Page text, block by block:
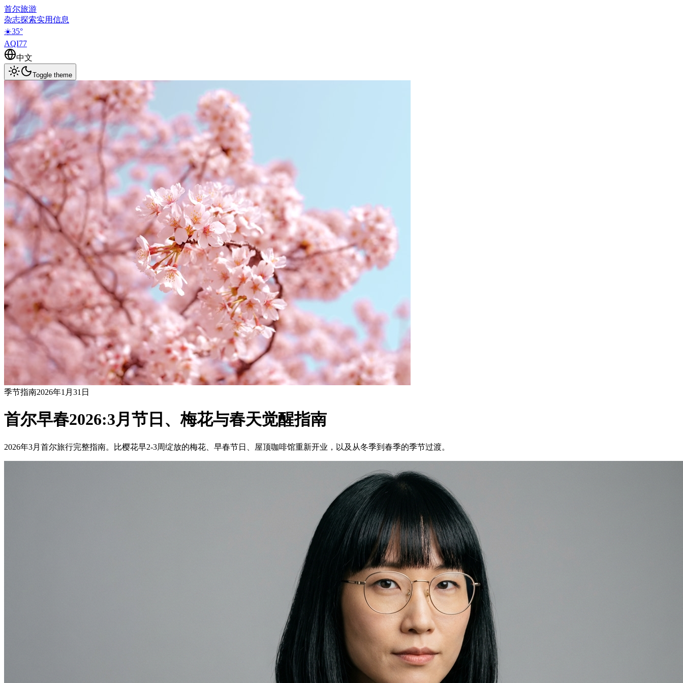
首尔旅游
杂志探索实用信息
☀️35°
AQI77
中文
Toggle theme
季节指南2026年1月31日
首尔早春2026:3月节日、梅花与春天觉醒指南
2026年3月首尔旅行完整指南。比樱花早2-3周绽放的梅花、早春节日、屋顶咖啡馆重新开业，以及从冬季到春季的季节过渡。